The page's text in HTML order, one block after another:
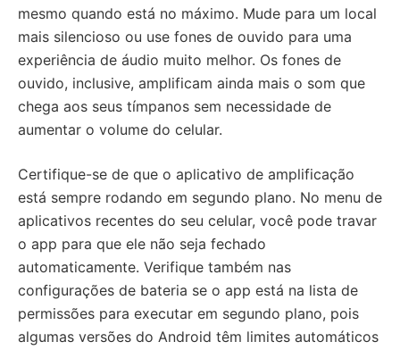
mesmo quando está no máximo. Mude para um local
mais silencioso ou use fones de ouvido para uma
experiência de áudio muito melhor. Os fones de
ouvido, inclusive, amplificam ainda mais o som que
chega aos seus tímpanos sem necessidade de
aumentar o volume do celular.
Certifique-se de que o aplicativo de amplificação
está sempre rodando em segundo plano. No menu de
aplicativos recentes do seu celular, você pode travar
o app para que ele não seja fechado
automaticamente. Verifique também nas
configurações de bateria se o app está na lista de
permissões para executar em segundo plano, pois
algumas versões do Android têm limites automáticos